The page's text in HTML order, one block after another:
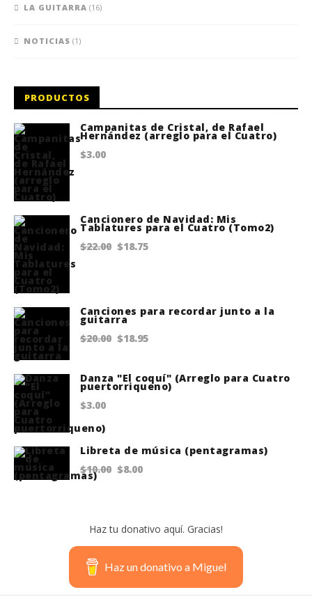
LA GUITARRA (16)
NOTICIAS (1)
PRODUCTOS
Campanitas de Cristal, de Rafael
Hernández (arreglo para el Cuatro)
$3.00
Cancionero de Navidad: Mis
Tablatures para el Cuatro (Tomo2)
$22.00 Original
$22.00.
$18.75
$18.75.
Canciones para recordar junto a la
guitarra
$20.00 Original
was:
$18.95
is:
Danza "El coquí" (Arreglo para Cuatro
puertorriqueno)
$3.00
Libreta de música (pentagramas)
$10.00 Original
$10.00.
$8.00
$8.00.
Haz tu donativo aquí. Gracias!
Haz un donativo a Miguel